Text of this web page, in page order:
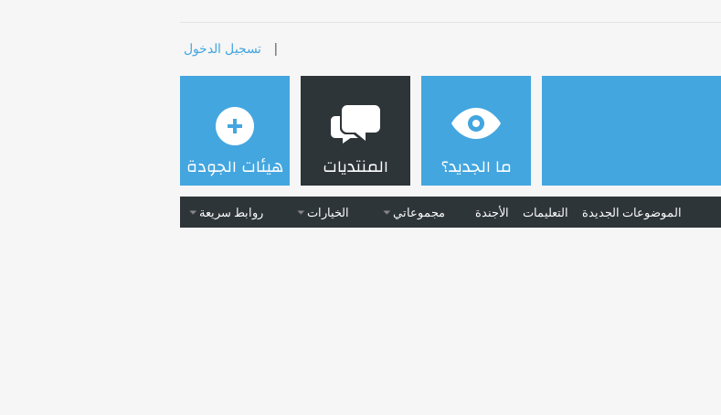
| تسجيل الدخول
ما الجديد؟ المنتديات
الموضوعات الجديدة التعليمات الأجندة مجموعاتي الخيارات روابط سريعة
هيئات الجودة